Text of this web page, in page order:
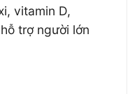
vitamin D,
trợ người lớn